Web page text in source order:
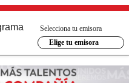
Selecciona tu emisora
Elige tu emisora